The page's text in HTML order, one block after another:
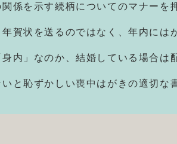
係を示す続柄についてのマナーを
賀状を送るのではなく、年内には
内」なのか、結婚している場合は
と恥ずかしい喪中はがきの適切な